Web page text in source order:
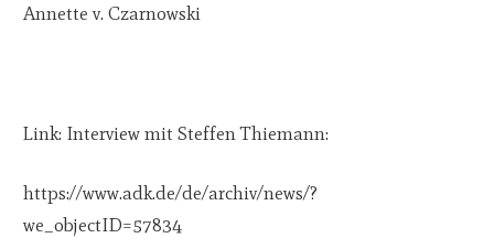
Annette v. Czarnowski
Link: Interview mit Steffen Thiemann:
https://www.adk.de/de/archiv/news/?
we_objectID=57834